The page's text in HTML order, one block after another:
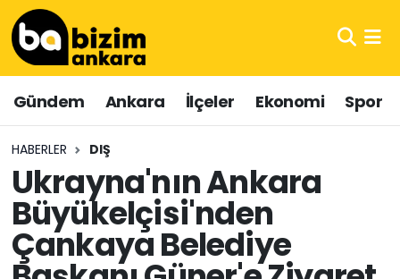
Gündem Ankara İlçeler Ekonomi Spor
HABERLER DIŞ
Ukrayna'nın Ankara
Büyükelçisi'nden
Çankaya Belediye
Hava Durumu
Trafik Durumu
Süper Lig Puan Durumu ve Fikstür
Tüm Manşetler
Son Dakika Haberleri